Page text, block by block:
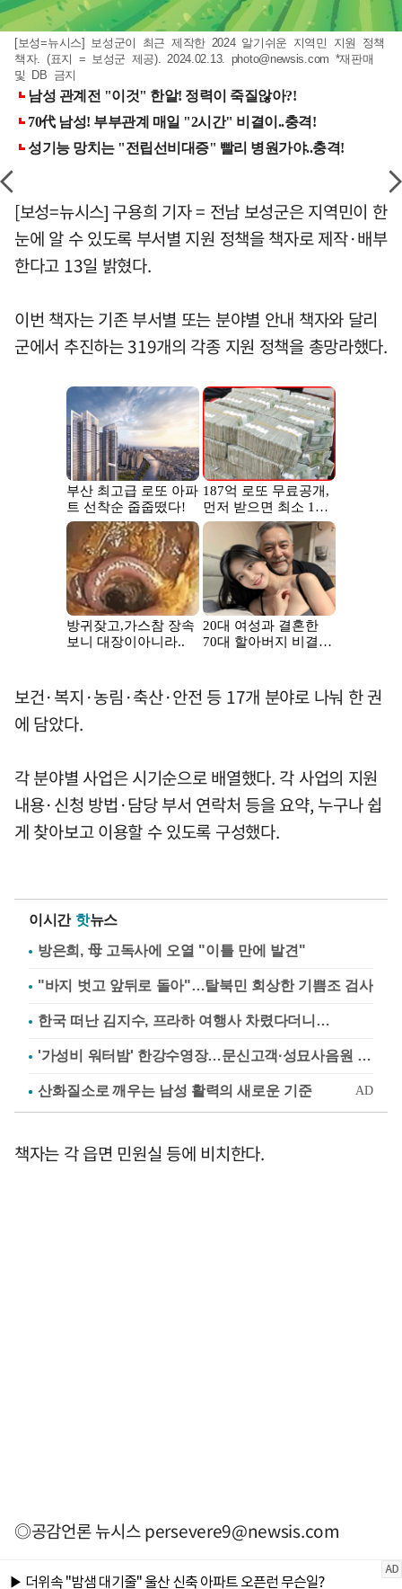
[보성=뉴시스] 보성군이 최근 제작한 2024 알기쉬운 지역민 지원 정책
책자. (표지 = 보성군 제공). 2024.02.13. photo@newsis.com *재판매
및 DB 금지
[보성=뉴시스] 구용희 기자 = 전남 보성군은 지역민이 한
눈에 알 수 있도록 부서별 지원 정책을 책자로 제작·배부
한다고 13일 밝혔다.
이번 책자는 기존 부서별 또는 분야별 안내 책자와 달리
군에서 추진하는 319개의 각종 지원 정책을 총망라했다.
보건·복지·농림·축산·안전 등 17개 분야로 나눠 한 권
에 담았다.
각 분야별 사업은 시기순으로 배열했다. 각 사업의 지원
내용·신청 방법·담당 부서 연락처 등을 요약, 누구나 쉽
게 찾아보고 이용할 수 있도록 구성했다.
이시간 핫뉴스
방은희, 母 고독사에 오열 "이틀 만에 발견"
"바지 벗고 앞뒤로 돌아"…탈북민 회상한 기쁨조 검사
한국 떠난 김지수, 프라하 여행사 차렸다더니…
'가성비 워터밤' 한강수영장…문신고객·성묘사음원 민원
책자는 각 읍면 민원실 등에 비치한다.
◎공감언론 뉴시스persevere9@newsis.com